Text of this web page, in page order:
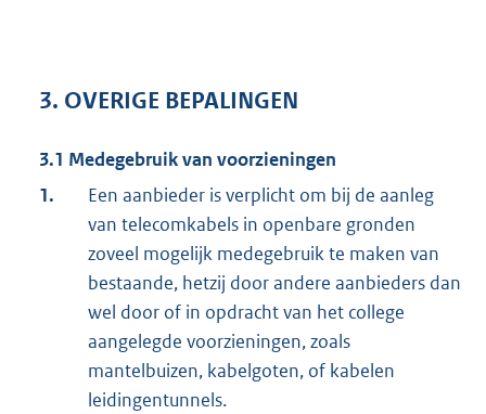
3. OVERIGE BEPALINGEN
3.1 Medegebruik van voorzieningen
1.
Een aanbieder is verplicht om bij de aanleg
van telecomkabels in openbare gronden
zoveel mogelijk medegebruik te maken van
bestaande, hetzij door andere aanbieders dan
wel door of in opdracht van het college
aangelegde voorzieningen, zoals
mantelbuizen, kabelgoten, of kabelen
leidingentunnels.